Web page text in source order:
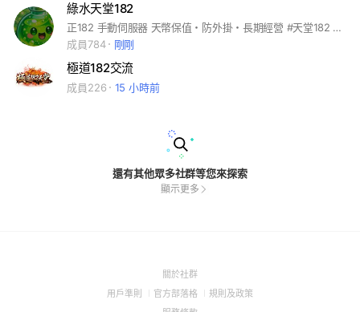
綠水天堂182
正182 手動伺服器 天幣保值・防外掛・長期經營 #天堂182 #天堂私服 #天堂1.82 #1.82 #182 #仿正服 #天堂長期經營
成員784
剛剛
極道182交流
成員226 15 小時前
還有其他眾多社群等您來探索
顯示更多
關於社群(Open
用戶準則
(Open
官方部落格
(Open
規則及政策(Open